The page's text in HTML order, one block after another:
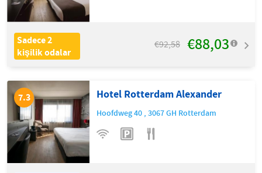
7.3 Hotel Rotterdam Alexander
Hoofdweg 40 ,3067 GH Rotterdam
Sadece 2
kişilik odalar
€92,58 €88,03